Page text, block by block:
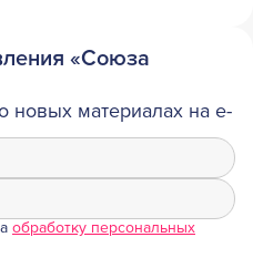
«Союза
новых материалах на e-
обработку персональных